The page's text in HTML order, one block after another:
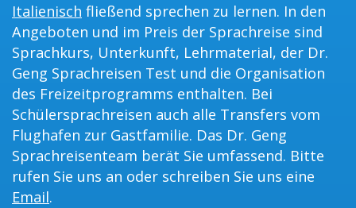
Italienisch fließend sprechen zu lernen. In den
Angeboten und im Preis der Sprachreise sind
Sprachkurs, Unterkunft, Lehrmaterial, der Dr.
Geng Sprachreisen Test und die Organisation
des Freizeitprogramms enthalten. Bei
Schülersprachreisen auch alle Transfers vom
Flughafen zur Gastfamilie. Das Dr. Geng
Sprachreisenteam berät Sie umfassend. Bitte
rufen Sie uns an oder schreiben Sie uns eine
Email.